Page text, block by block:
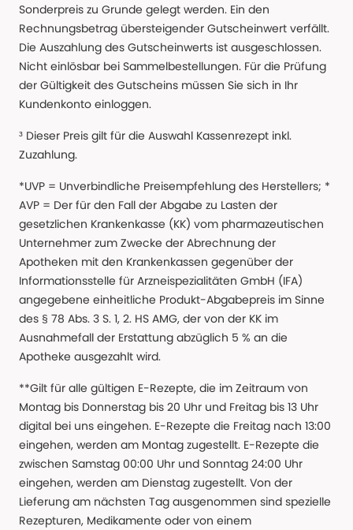
Sonderpreis zu Grunde gelegt werden. Ein den
Rechnungsbetrag übersteigender Gutscheinwert verfällt.
Die Auszahlung des Gutscheinwerts ist ausgeschlossen.
Nicht einlösbar bei Sammelbestellungen. Für die Prüfung
der Gültigkeit des Gutscheins müssen Sie sich in Ihr
Kundenkonto einloggen.
³ Dieser Preis gilt für die Auswahl Kassenrezept inkl.
Zuzahlung.
*UVP = Unverbindliche Preisempfehlung des Herstellers; *
AVP = Der für den Fall der Abgabe zu Lasten der
gesetzlichen Krankenkasse (KK) vom pharmazeutischen
Unternehmer zum Zwecke der Abrechnung der
Apotheken mit den Krankenkassen gegenüber der
Informationsstelle für Arzneispezialitäten GmbH (IFA)
angegebene einheitliche Produkt-Abgabepreis im Sinne
des § 78 Abs. 3 S. 1, 2. HS AMG, der von der KK im
Ausnahmefall der Erstattung abzüglich 5 % an die
Apotheke ausgezahlt wird.
**Gilt für alle gültigen E-Rezepte, die im Zeitraum von
Montag bis Donnerstag bis 20 Uhr und Freitag bis 13 Uhr
digital bei uns eingehen. E-Rezepte die Freitag nach 13:00
eingehen, werden am Montag zugestellt. E-Rezepte die
zwischen Samstag 00:00 Uhr und Sonntag 24:00 Uhr
eingehen, werden am Dienstag zugestellt. Von der
Lieferung am nächsten Tag ausgenommen sind spezielle
Rezepturen, Medikamente oder von einem